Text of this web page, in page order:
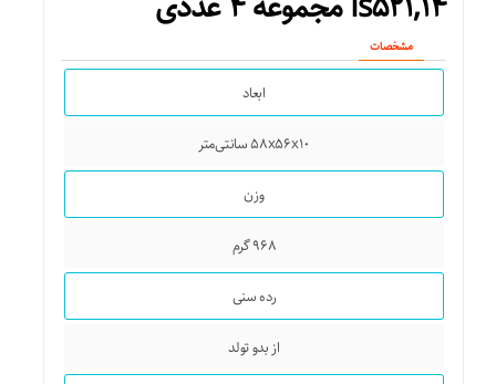
مشخصات
ابعاد
۵۸x۵۶x۱۰ سانتی‌متر
وزن
۹۶۸ گرم
رده سنی
از بدو تولد